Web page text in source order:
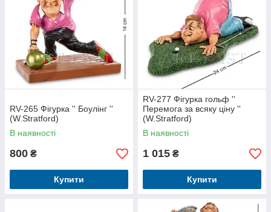
RV-265 Фігурка '' Боулінг ''
(W.Stratford)
В наявності
800 ₴
Купити
RV-277 Фігурка гольф ''
Перемога за всяку ціну ''
(W.Stratford)
В наявності
1 015 ₴
Купити